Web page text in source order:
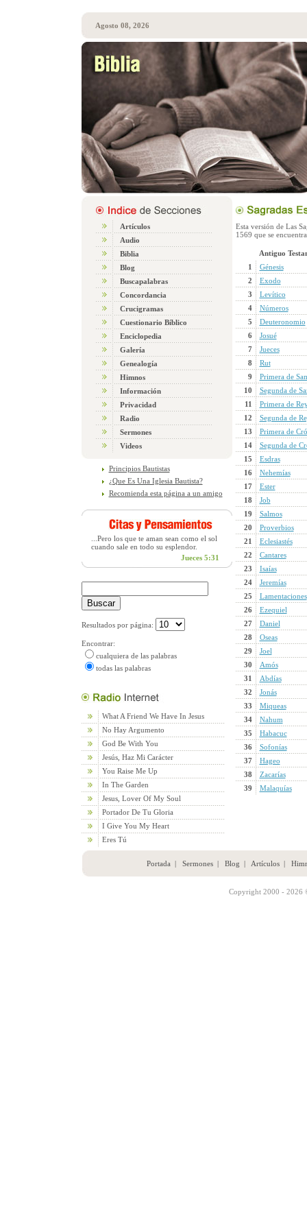
Agosto 08, 2026
Artículos
Audio
Biblia
Blog
Buscapalabras
Concordancia
Crucigramas
Cuestionario Bíblico
Enciclopedia
Galería
Genealogía
Himnos
Información
Privacidad
Radio
Sermones
Videos
Principios Bautistas
¿Que Es Una Iglesia Bautista?
Recomienda esta página a un amigo
...Pero los que te aman sean como el sol
cuando sale en todo su esplendor.
Jueces 5:31
Resultados por página:
Encontrar:
cualquiera de las palabras
todas las palabras
What A Friend We Have In Jesus
No Hay Argumento
God Be With You
Jesús, Haz Mi Carácter
You Raise Me Up
In The Garden
Jesus, Lover Of My Soul
Portador De Tu Gloria
I Give You My Heart
Eres Tú
Esta versión de Las
1569 que se
Antiguo
1
Génesis
2
Exodo
3
Levítico
4
Números
5
Deuteronomio
6
Josué
7
Jueces
8
Rut
9
Primera de
10
Segunda de
11
Primera de
12
Segunda de
13
Primera de
14
Segunda de
15
Esdras
16
Nehemías
17
Ester
18
Job
19
Salmos
20
Proverbios
21
Eclesiastés
22
Cantares
23
Isaías
24
Jeremías
25
Lamentaciones
26
Ezequiel
27
Daniel
28
Oseas
29
Joel
30
Amós
31
Abdías
32
Jonás
33
Miqueas
34
Nahum
35
Habacuc
36
Sofonías
37
Hageo
38
Zacarías
39
Malaquías
Portada | Sermones| Blog | Artículos|
Copyright 2000 - 2026